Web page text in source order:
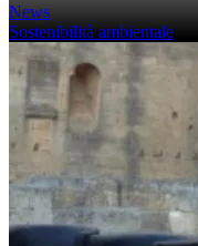
News
Sostenibilità ambientale